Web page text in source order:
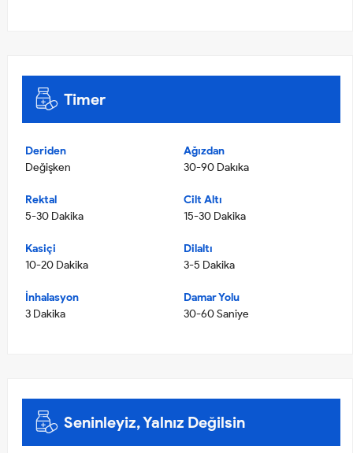
Timer
Deriden
Değişken
Ağızdan
30-90 Dakıka
Rektal
5-30 Dakika
Cilt Altı
15-30 Dakika
Kasiçi
10-20 Dakika
Dilaltı
3-5 Dakika
İnhalasyon
3 Dakika
Damar Yolu
30-60 Saniye
Seninleyiz, Yalnız Değilsin